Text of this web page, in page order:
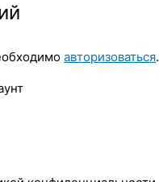
авторизоваться.